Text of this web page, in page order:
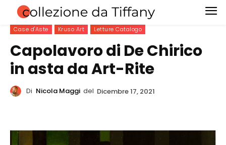
Case d'Aste Kruso Art Letture Catalogo
Capolavoro di De Chirico
in asta da Art-Rite
Di Nicola Maggi del Dicembre 17, 2021